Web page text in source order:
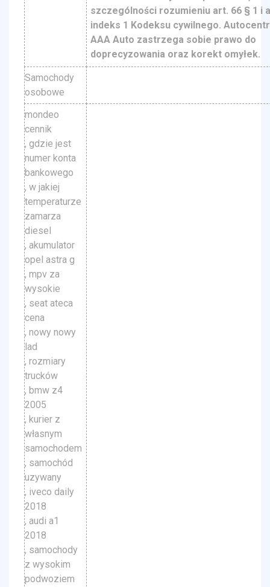
szczególności rozumieniu art. 66 § 1 i
indeks 1 Kodeksu cywilnego.
AAA Auto zastrzega sobie prawo do
doprecyzowania oraz korekt omyłek.
Samochody
osobowe
mondeo
cennik
, gdzie jest
numer konta
bankowego
, w jakiej
temperaturze
zamarza
diesel
, akumulator
opel astra g
, mpv za
wysokie
, seat ateca
cena
, nowy nowy
lad
, rozmiary
trucków
, bmw z4
2005
, kurier z
własnym
samochodem
, samochód
uzywany
, iveco daily
2018
, audi a1
2018
, samochody
z wysokim
podwoziem